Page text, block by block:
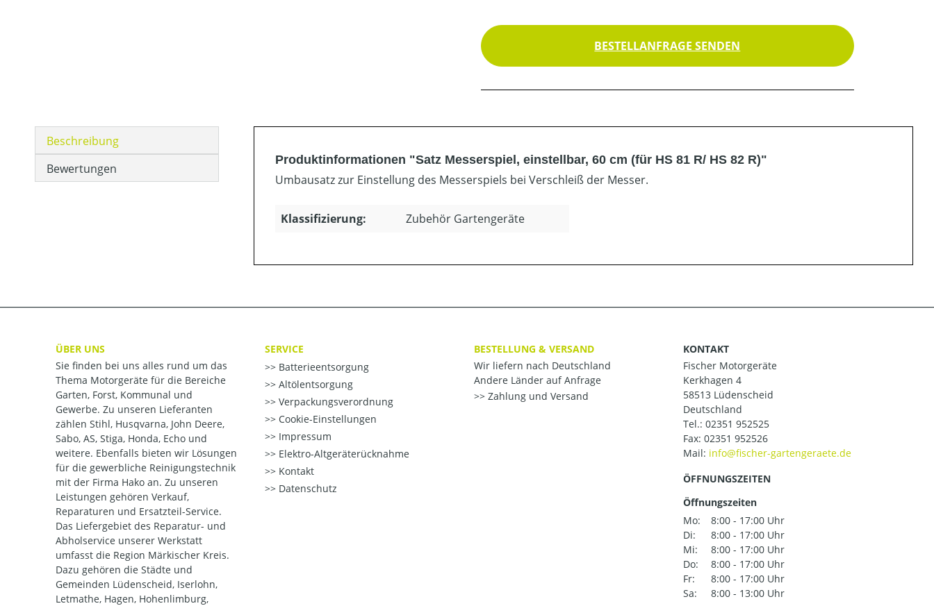
BESTELLANFRAGE SENDEN
Beschreibung
Bewertungen
Produktinformationen "Satz Messerspiel, einstellbar, 60 cm (für HS 81 R/ HS 82 R)"
Umbausatz zur Einstellung des Messerspiels bei Verschleiß der Messer.
Klassifizierung: Zubehör Gartengeräte
ÜBER UNS
Sie finden bei uns alles rund um das
Thema Motorgeräte für die Bereiche
Garten, Forst, Kommunal und
Gewerbe. Zu unseren Lieferanten
zählen Stihl, Husqvarna, John Deere,
Sabo, AS, Stiga, Honda, Echo und
weitere. Ebenfalls bieten wir Lösungen
für die gewerbliche Reinigungstechnik
mit der Firma Hako an. Zu unseren
Leistungen gehören Verkauf,
Reparaturen und Ersatzteil-Service.
Das Liefergebiet des Reparatur- und
Abholservice unserer Werkstatt
umfasst die Region Märkischer Kreis.
Dazu gehören die Städte und
Gemeinden Lüdenscheid, Iserlohn,
Letmathe, Hagen, Hohenlimburg,
SERVICE
Batterieentsorgung
Altölentsorgung
Verpackungsverordnung
Cookie-Einstellungen
Impressum
Elektro-Altgeräterücknahme
Kontakt
Datenschutz
BESTELLUNG & VERSAND
Wir liefern nach Deutschland
Andere Länder auf Anfrage
Zahlung und Versand
KONTAKT
Fischer Motorgeräte
Kerkhagen 4
58513 Lüdenscheid
Deutschland
Tel.: 02351 952525
Fax: 02351 952526
Mail:
ÖFFNUNGSZEITEN
Öffnungszeiten
Mo:
8:00 - 17:00 Uhr
Di:
8:00 - 17:00 Uhr
Mi:
8:00 - 17:00 Uhr
Do:
8:00 - 17:00 Uhr
Fr:
8:00 - 17:00 Uhr
Sa:
8:00 - 13:00 Uhr